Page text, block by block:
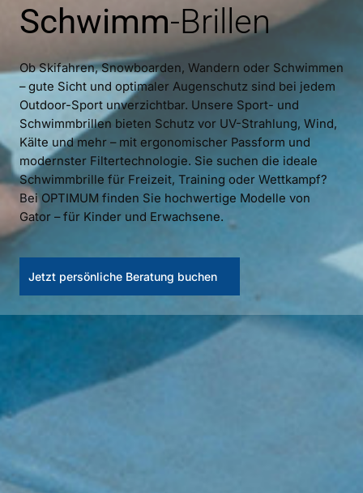
Schwimm-Brillen
Ob Skifahren, Snowboarden, Wandern oder Schwimmen
– gute Sicht und optimaler Augenschutz sind bei jedem
Outdoor-Sport unverzichtbar. Unsere Sport- und
Schwimmbrillen bieten Schutz vor UV-Strahlung, Wind,
Kälte und mehr – mit ergonomischer Passform und
modernster Filtertechnologie. Sie suchen die ideale
Schwimmbrille für Freizeit, Training oder Wettkampf?
Bei OPTIMUM finden Sie hochwertige Modelle von
Gator – für Kinder und Erwachsene.
Jetzt persönliche Beratung buchen